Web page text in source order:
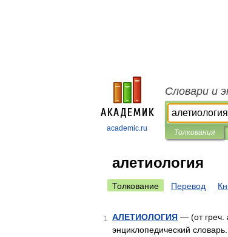
academic.ru
Словари и
Толкования
алетиология
Толкование Перевод
1 АЛЕТИОЛОГИЯ — (от греч.
энциклопедический